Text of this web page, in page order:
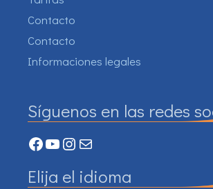
Contacto
Contacto
Informaciones legales
Síguenos en las redes
Facebook
YouTube
Instagram
Mail
Elija el idioma